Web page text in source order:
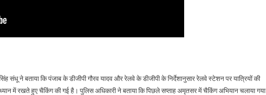
संधू ने बताया कि पंजाब के डीजीपी गौरव यादव और रेलवे के डीजीपी के निर्देशानुसार रेलवे स्टेशन पर यात्रियों की
ध्यान में रखते हुए चैकिंग की गई है। पुलिस अधिकारी ने बताया कि पिछले सप्ताह अमृतसर में चैकिंग अभियान चलाया गया